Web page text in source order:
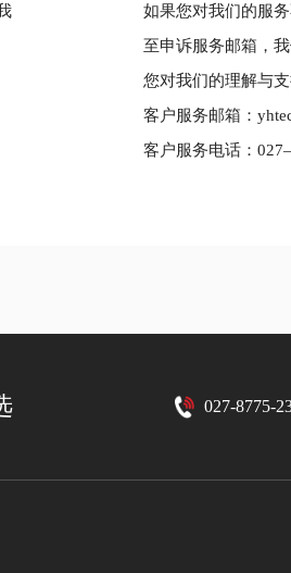
如果您对我们的服
至申诉服务邮箱，
您对我们的理解与支
客户服务邮箱：
客户服务电话：
027-8775-